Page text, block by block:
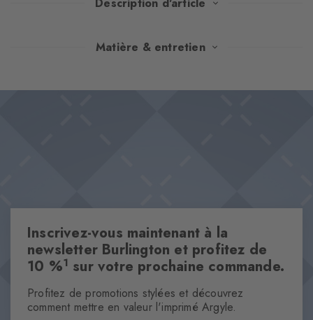
Un imprimé floral élégant à 360 degrés qui rappelle les
Matière & entretien
Caractéristiques
Genre
Femmes
Motifs
Afleurs
Inscrivez-vous maintenant à la
newsletter Burlington et profitez de
10 %1 sur votre prochaine commande.
Profitez de promotions stylées et découvrez
comment mettre en valeur l'imprimé Argyle.